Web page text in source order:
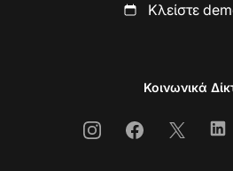
Κλείστε
Κοινωνικά
InstagramFacebook
X